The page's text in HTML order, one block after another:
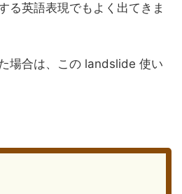
る英語表現でもよく出てきま
場合は、この landslide 使い